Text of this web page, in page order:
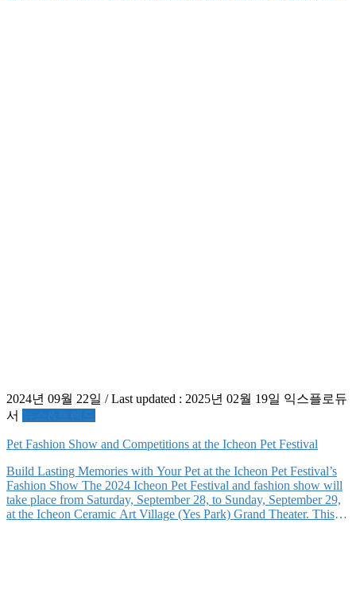
2024년 09월 22일 / Last updated : 2025년 02월 19일 익스플로듀
서
Pet Fashion Show and Competitions at the Icheon Pet Festival
Build Lasting Memories with Your Pet at the Icheon Pet Festival’s
Fashion Show The 2024 Icheon Pet Festival and fashion show will
take place from Saturday, September 28, to Sunday, September 29,
at the Icheon Ceramic Art Village (Yes Park) Grand Theater. This